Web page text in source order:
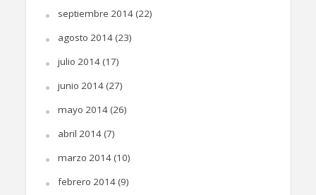
septiembre 2014(22)
agosto 2014(23)
julio 2014(17)
junio 2014(27)
mayo 2014(26)
abril 2014(7)
marzo 2014(10)
febrero 2014(9)